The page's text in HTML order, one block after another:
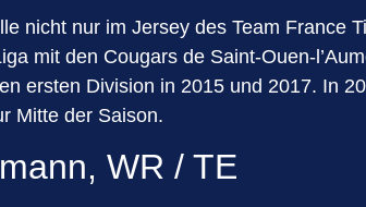
nicht nur im Jersey des Team France
mit den Cougars de Saint-Ouen-
ersten Division in 2015 und 2017. In
Mitte der Saison.
WR / TE